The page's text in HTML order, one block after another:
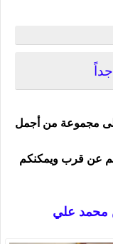
مجموعة من أجمل
عن قرب ويمكنكم
محمد علي